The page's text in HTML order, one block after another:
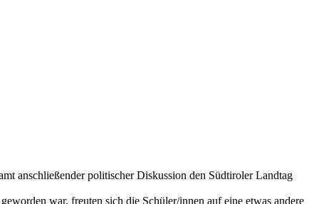
anschließender politischer Diskussion den Südtiroler Landtag
war, freuten sich die Schüler/innen auf eine etwas andere